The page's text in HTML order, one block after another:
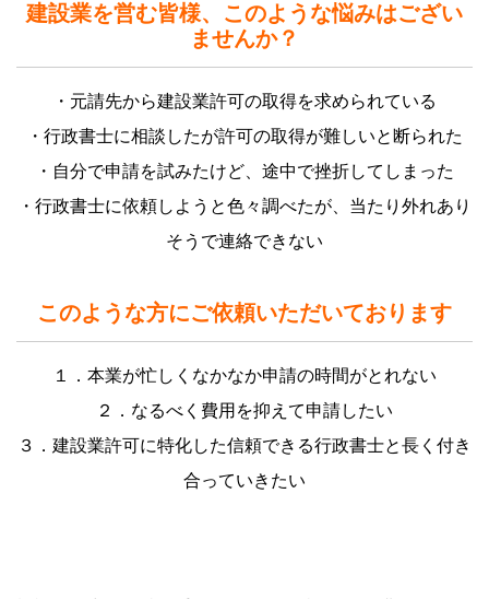
建設業を営む皆様、このような悩みはござい
ませんか？
・元請先から建設業許可の取得を求められている
・行政書士に相談したが許可の取得が難しいと断られた
・自分で申請を試みたけど、途中で挫折してしまった
・行政書士に依頼しようと色々調べたが、当たり外れあり
そうで連絡できない
このような方にご依頼いただいております
１．本業が忙しくなかなか申請の時間がとれない
２．なるべく費用を抑えて申請したい
３．建設業許可に特化した信頼できる行政書士と長く付き
合っていきたい